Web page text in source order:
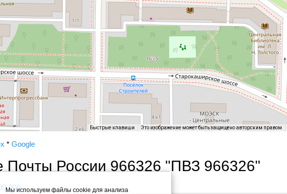
Быстрые клавиши Это изображение может быть защищено авторским правом
* Google
Почты России 966326 "ПВЗ 966326"
000
Мы используем файлы cookie для анализа